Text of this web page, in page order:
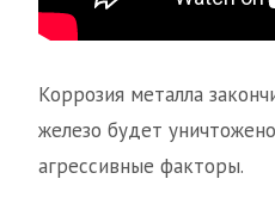
Коррозия металла
железо будет
агрессивные факторы.